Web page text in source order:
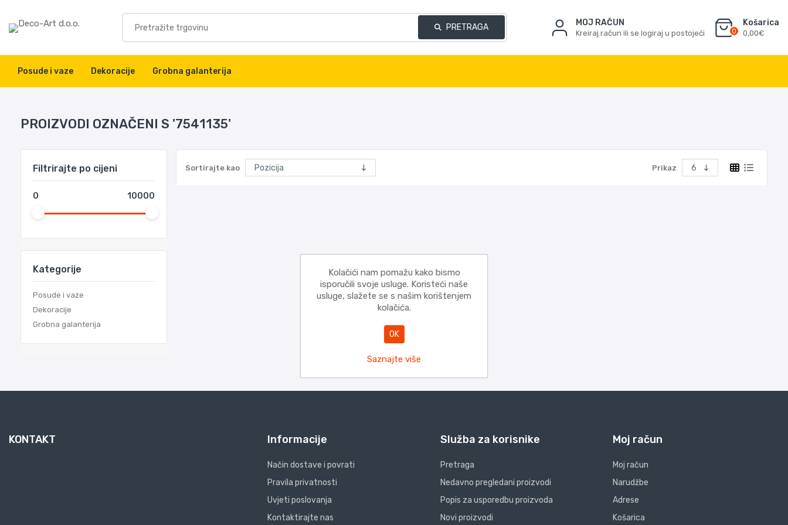
MOJ RAČUN
Kreiraj račun ili se logiraj u postojeći 0
Košarica
0,00€
PRETRAGA
Posude i vaze Dekoracije Grobna galanterija
PROIZVODI OZNAČENI S '7541135'
Filtrirajte po cijeni
0 10000
Kategorije
Posude i vaze
Dekoracije
Grobna galanterija
Sortirajte kao Prikaz
KONTAKT Informacije
Način dostave i povrati
Pravila privatnosti
Uvjeti poslovanja
Kontaktirajte nas
Služba za korisnike
Pretraga
Nedavno pregledani proizvodi
Popis za usporedbu proizvoda
Novi proizvodi
Moj račun
Moj račun
Narudžbe
Adrese
Košarica
Kolačići nam pomažu kako bismo
isporučili svoje usluge. Koristeći naše
usluge, slažete se s našim korištenjem
kolačića.
OK
Saznajte više